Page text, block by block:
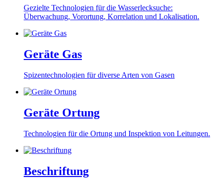
Gezielte Technologien für die Wasserlecksuche:
Überwachung, Vorortung, Korrelation und Lokalisation.
Geräte Gas
Spizentechnologien für diverse Arten von Gasen
Geräte Ortung
Technologien für die Ortung und Inspektion von Leitungen.
Beschriftung